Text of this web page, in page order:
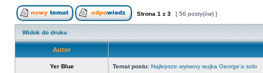
Strona 1 z 3 [ 56 posty(ów) ]
Widok do druku
Autor
Yer Blue Temat postu: Najlepsze wytwory wujka George'a solo